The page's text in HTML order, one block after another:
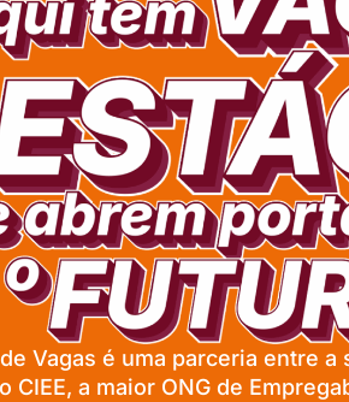
Vagas é uma parceria entre a
CIEE, a maior ONG de